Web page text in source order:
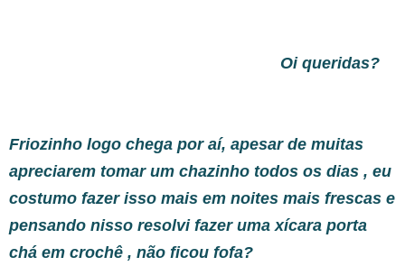
Oi queridas?
Friozinho logo chega por aí, apesar de muitas
apreciarem tomar um chazinho todos os dias , eu
costumo fazer isso mais em noites mais frescas e
pensando nisso resolvi fazer uma xícara porta
chá em crochê , não ficou fofa?